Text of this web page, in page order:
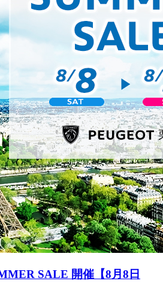
SALE 開催【8月8日